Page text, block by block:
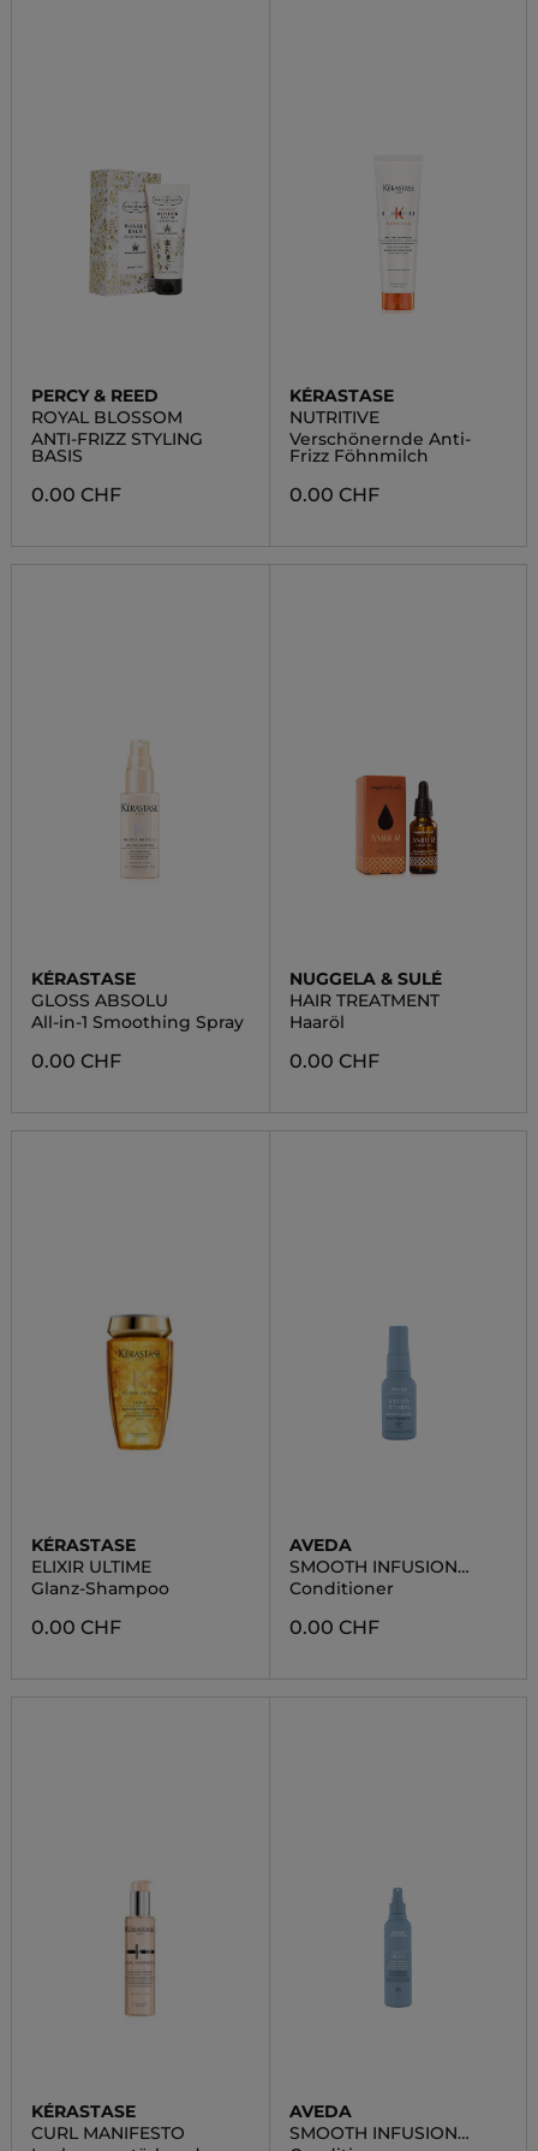
PERCY & REED
ROYAL BLOSSOM
ANTI-FRIZZ STYLING
BASIS
0.00 CHF
KÉRASTASE
NUTRITIVE
Verschönernde Anti-
Frizz Föhnmilch
0.00 CHF
KÉRASTASE
GLOSS ABSOLU
All-in-1 Smoothing Spray
0.00 CHF
NUGGELA & SULÉ
HAIR TREATMENT
Haaröl
0.00 CHF
KÉRASTASE
ELIXIR ULTIME
Glanz-Shampoo
0.00 CHF
AVEDA
SMOOTH INFUSION
PERFECT BLOW DRY
Conditioner
0.00 CHF
KÉRASTASE
CURL MANIFESTO
AVEDA
SMOOTH INFUSION